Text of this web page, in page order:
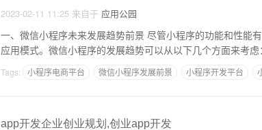
2023-02-11 11:25 来自于 应用公园
一、微信小程序未来发展趋势前景 尽管小程序的功能和性能有限，但它仍在不断发展和变化，已经成为一种新的
应用模式。微信小程序的发展趋势可以从以下几个方面来考虑：
Tags: 小程序电商平台 微信小程序发展前景 小程序开发平台
app开发企业创业规划,创业app开发